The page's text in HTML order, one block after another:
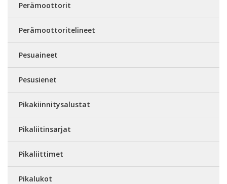
Perämoottorit
Perämoottoritelineet
Pesuaineet
Pesusienet
Pikakiinnitysalustat
Pikaliitinsarjat
Pikaliittimet
Pikalukot